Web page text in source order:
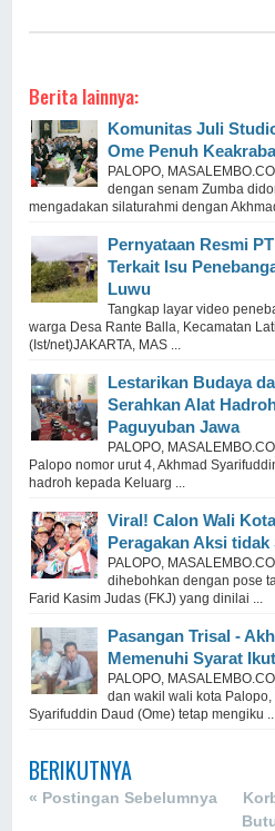
Berita lainnya:
Komunitas Juli
Ome Penuh
PALOPO,
dengan senam Zumba
mengadakan silaturahmi dengan
Pernyataan Resmi
Terkait Isu
Luwu
Tangkap layar video
warga Desa Rante Balla, Kecamatan
(Ist/net)JAKARTA, MAS ...
Lestarikan Budaya
Serahkan Alat
Paguyuban Jawa
PALOPO,
Palopo nomor urut 4, Akhmad
hadroh kepada Keluarg ...
Viral! Calon Wali
Peragakan Aksi
PALOPO,
dihebohkan dengan pose
Farid Kasim Judas (FKJ) yang dinilai ...
Pasangan Trisal -
Memenuhi Syarat
PALOPO,
dan wakil wali kota Palopo,
Syarifuddin Daud (Ome) tetap mengiku ...
BERIKUTNYA
« Postingan Sebelumnya